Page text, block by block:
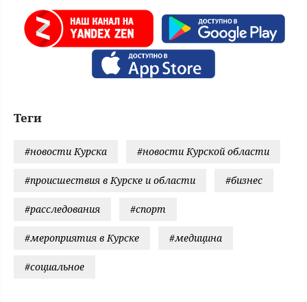
Теги
#новости Курска #новости Курской области
#происшествия в Курске и области #бизнес
#расследования #спорт
#мероприятия в Курске #медицина
#социальное